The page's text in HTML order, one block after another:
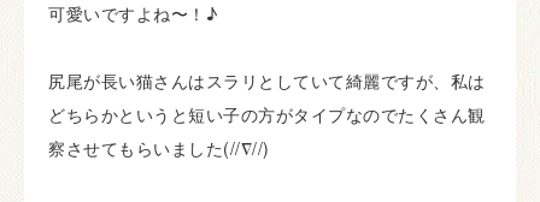
可愛いですよね〜！♪
尻尾が長い猫さんはスラリとしていて綺麗ですが、私は
どちらかというと短い子の方がタイプなのでたくさん観
察させてもらいました(//∇//)